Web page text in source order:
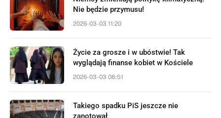
Nie będzie przymusu!
2026-03-03 11:20
Życie za grosze i w ubóstwie! Tak
wyglądają finanse kobiet w Kościele
2026-03-03 08:51
Takiego spadku PiS jeszcze nie
zanotował